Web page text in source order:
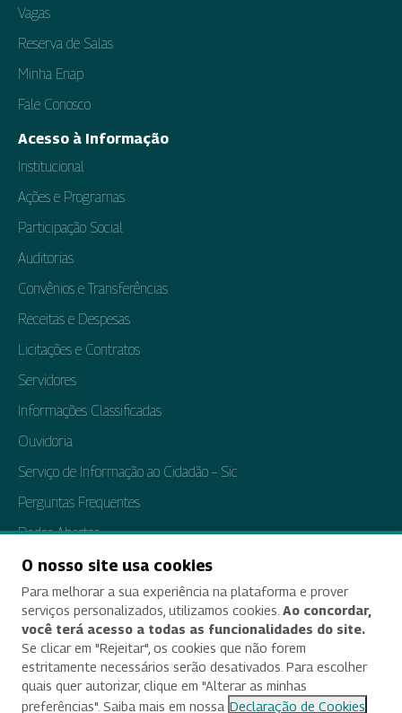
Vagas
Reserva de Salas
Minha Enap
Fale Conosco
Acesso à Informação
Institucional
Ações e Programas
Participação Social
Auditorias
Convênios e Transferências
Receitas e Despesas
Licitações e Contratos
Servidores
Informações Classificadas
Ouvidoria
Serviço de Informação ao Cidadão – Sic
Perguntas Frequentes
Dados Abertos
Tratamento de Dados Pessoais
Transparência e Prestação de Contas
Acessibilidade
Termos de uso e aviso de privacidade
O nosso site usa cookies
Para melhorar a sua experiência na plataforma e prover
serviços personalizados, utilizamos cookies. Ao concordar,
você terá acesso a todas as funcionalidades do site.
Se clicar em "Rejeitar", os cookies que não forem
estritamente necessários serão desativados. Para escolher
quais quer autorizar, clique em "Alterar as minhas
preferências". Saiba mais em nossa Declaração de Cookies